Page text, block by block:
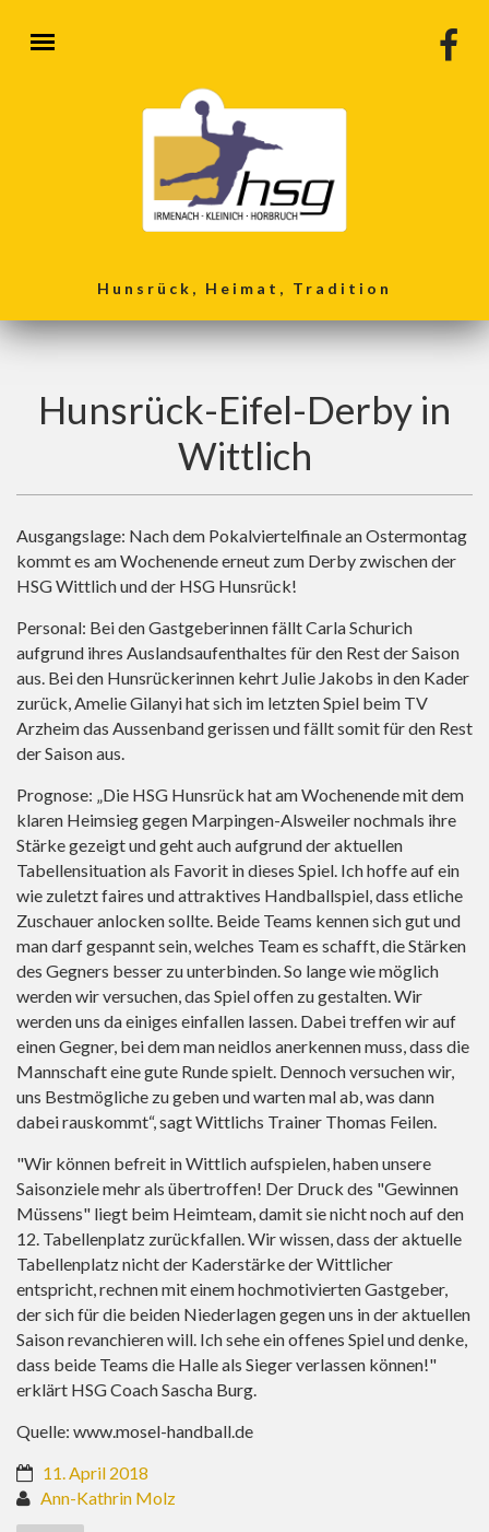
Hunsrück, Heimat, Tradition
Hunsrück-Eifel-Derby in
Wittlich
Ausgangslage: Nach dem Pokalviertelfinale an Ostermontag
kommt es am Wochenende erneut zum Derby zwischen der
HSG Wittlich und der HSG Hunsrück!
Personal: Bei den Gastgeberinnen fällt Carla Schurich
aufgrund ihres Auslandsaufenthaltes für den Rest der Saison
aus. Bei den Hunsrückerinnen kehrt Julie Jakobs in den Kader
zurück, Amelie Gilanyi hat sich im letzten Spiel beim TV
Arzheim das Aussenband gerissen und fällt somit für den Rest
der Saison aus.
Prognose: „Die HSG Hunsrück hat am Wochenende mit dem
klaren Heimsieg gegen Marpingen-Alsweiler nochmals ihre
Stärke gezeigt und geht auch aufgrund der aktuellen
Tabellensituation als Favorit in dieses Spiel. Ich hoffe auf ein
wie zuletzt faires und attraktives Handballspiel, dass etliche
Zuschauer anlocken sollte. Beide Teams kennen sich gut und
man darf gespannt sein, welches Team es schafft, die Stärken
des Gegners besser zu unterbinden. So lange wie möglich
werden wir versuchen, das Spiel offen zu gestalten. Wir
werden uns da einiges einfallen lassen. Dabei treffen wir auf
einen Gegner, bei dem man neidlos anerkennen muss, dass die
Mannschaft eine gute Runde spielt. Dennoch versuchen wir,
uns Bestmögliche zu geben und warten mal ab, was dann
dabei rauskommt“, sagt Wittlichs Trainer Thomas Feilen.
"Wir können befreit in Wittlich aufspielen, haben unsere
Saisonziele mehr als übertroffen! Der Druck des "Gewinnen
Müssens" liegt beim Heimteam, damit sie nicht noch auf den
12. Tabellenplatz zurückfallen. Wir wissen, dass der aktuelle
Tabellenplatz nicht der Kaderstärke der Wittlicher
entspricht, rechnen mit einem hochmotivierten Gastgeber,
der sich für die beiden Niederlagen gegen uns in der aktuellen
Saison revanchieren will. Ich sehe ein offenes Spiel und denke,
dass beide Teams die Halle als Sieger verlassen können!"
erklärt HSG Coach Sascha Burg.
Quelle: www.mosel-handball.de
11. April 2018
Ann-Kathrin Molz